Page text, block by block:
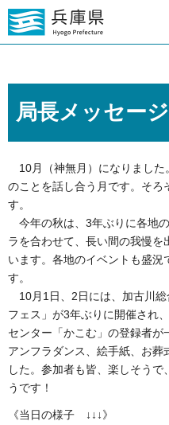
局長メッセー
10月（神無月）になりました
のことを話し合う月です。そ
す。
今年の秋は、3年ぶりに各地
ラを合わせて、長い間の我慢
います。各地のイベントも盛況
す。
10月1日、2日には、加古川総
フェス」が3年ぶりに開催され
センター「かこむ」の登録者が
アンフラダンス、絵手紙、お葬
した。参加者も皆、楽しそう
うです！
《当日の様子 ↓↓↓》